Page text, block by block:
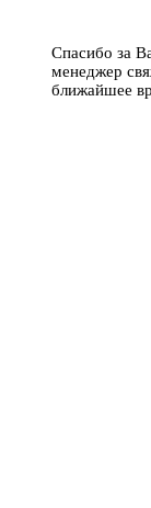
Спасибо за
менеджер
ближайшее